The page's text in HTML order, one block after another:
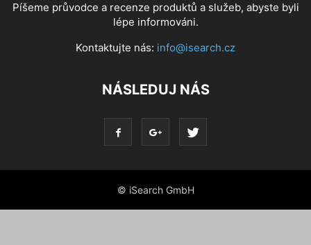
Píšeme průvodce a recenze produktů a služeb, abyste byli
lépe informováni.
Kontaktujte nás: info@isearch.cz
NÁSLEDUJ NÁS
© iSearch GmbH